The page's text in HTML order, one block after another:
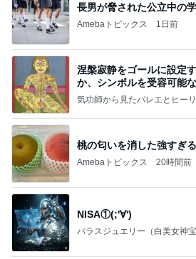
長男が脅された公立中の
Amebaトピックス 1日前
涅槃寂静をゴールに設定
か、シンボルを受容可能
ことが
気功師から見たバレエとヒー
桃の匂いを消した強すぎ
Amebaトピックス 20時間前
NISA①(;'∀')
パラスジュエリー（白美女神